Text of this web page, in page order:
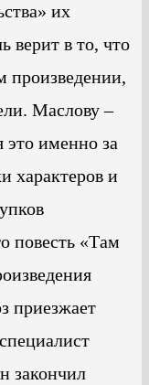
их
верит в то, что
произведении,
Маслову –
это именно за
характеров и
повесть «Там
приезжает
закончил